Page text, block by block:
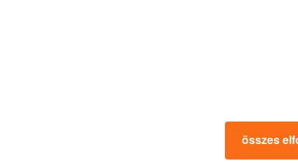
összes